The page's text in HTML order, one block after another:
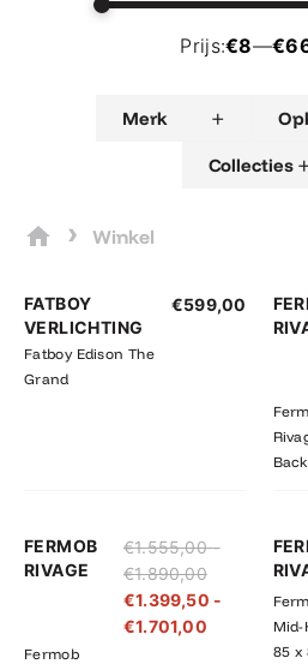
Prijs:€8—
Merk +
Collecties
› Winkel
FATBOY
VERLICHTING
Fatboy Edison The
Grand
€599,00
FERMOB
RIVAGE
Fermob
€1.555,00 -
€1.890,00
€1.555,00
tot
€1.890,00
€1.399,50 -
€1.701,00
€1.399,50
tot
€1.701,00
Mid-
85 x